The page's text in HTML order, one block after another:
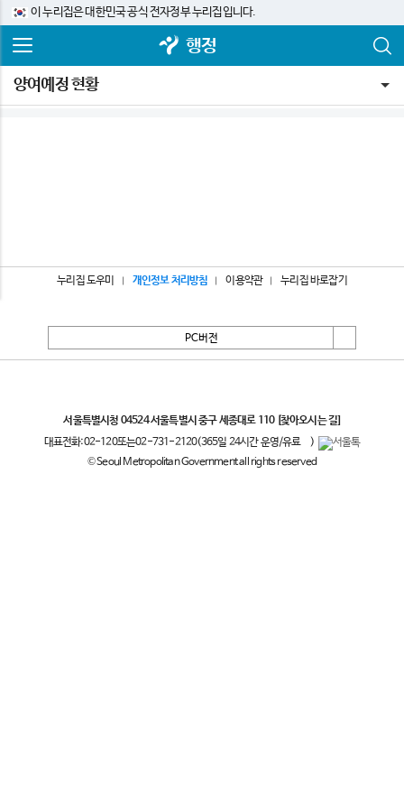
이 누리집은 대한민국 공식 전자정부 누리집입니다.
행정
양여예정 현황
누리집 도우미 개인정보 처리방침 이용약관 누리집 바로잡기
PC버전
서울특별시청 04524 서울특별시 중구 세종대로 110 [찾아오시는 길]
대표전화:02-120또는02-731-2120(365일 24시간 운영/유료
)
© Seoul Metropolitan Government all rights reserved